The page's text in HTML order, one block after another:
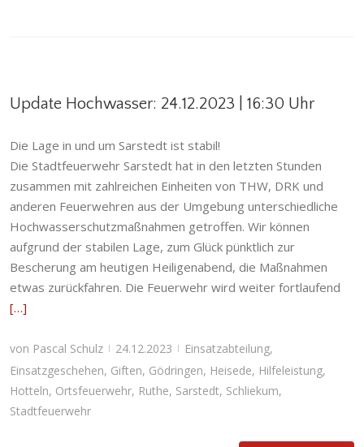
Update Hochwasser: 24.12.2023 | 16:30 Uhr
Die Lage in und um Sarstedt ist stabil!
Die Stadtfeuerwehr Sarstedt hat in den letzten Stunden
zusammen mit zahlreichen Einheiten von THW, DRK und
anderen Feuerwehren aus der Umgebung unterschiedliche
Hochwasserschutzmaßnahmen getroffen. Wir können
aufgrund der stabilen Lage, zum Glück pünktlich zur
Bescherung am heutigen Heiligenabend, die Maßnahmen
etwas zurückfahren. Die Feuerwehr wird weiter fortlaufend
[…]
von Pascal Schulz | 24.12.2023 | Einsatzabteilung,
Einsatzgeschehen, Giften, Gödringen, Heisede, Hilfeleistung,
Hotteln, Ortsfeuerwehr, Ruthe, Sarstedt, Schliekum,
Stadtfeuerwehr